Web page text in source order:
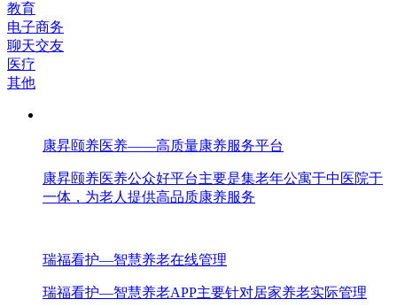
教育
电子商务
聊天交友
医疗
其他
康昇颐养医养——高质量康养服务平台
康昇颐养医养公众好平台主要是集老年公寓于中医院于
一体，为老人提供高品质康养服务
瑞福看护—智慧养老在线管理
瑞福看护—智慧养老APP主要针对居家养老实际管理